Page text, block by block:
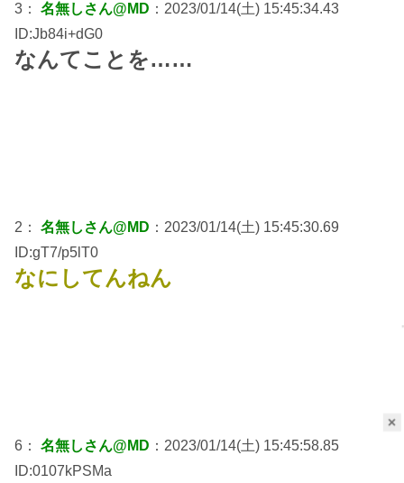
×
3： 名無しさん@MD ：2023/01/14(土) 15:45:34.43
ID:Jb84i+dG0
なんてことを……
2： 名無しさん@MD ：2023/01/14(土) 15:45:30.69
ID:gT7/p5lT0
なにしてんねん
6： 名無しさん@MD ：2023/01/14(土) 15:45:58.85
ID:0107kPSMa